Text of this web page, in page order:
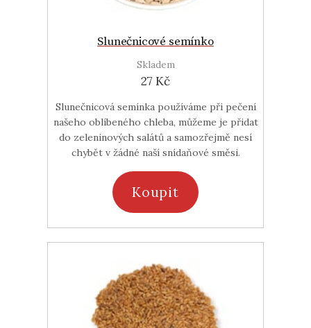
Slunečnicové semínko
Skladem
27 Kč
Slunečnicová semínka používáme při pečení
našeho oblíbeného chleba, můžeme je přidat
do zeleninových salátů a samozřejmě nesí
chybět v žádné naší snídaňové směsi.
Koupit